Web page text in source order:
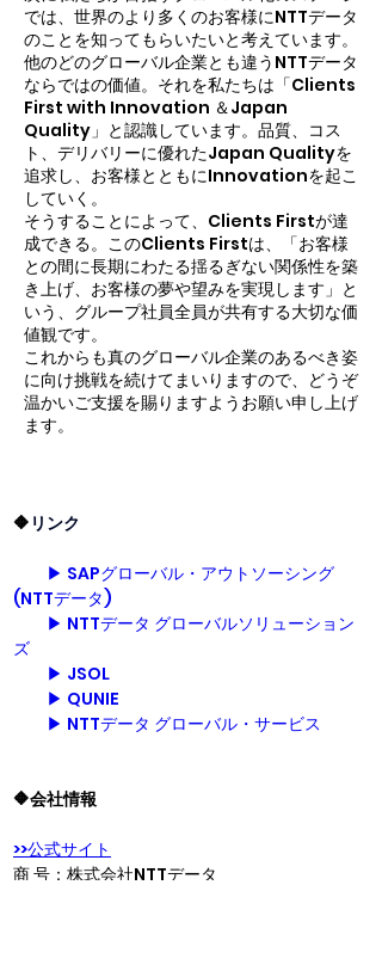
では、世界のより多くのお客様にNTTデータ
のことを知ってもらいたいと考えています。
他のどのグローバル企業とも違うNTTデータ
ならではの価値。それを私たちは「Clients
First with Innovation ＆Japan
Quality」と認識しています。品質、コス
ト、デリバリーに優れたJapan Qualityを
追求し、お客様とともにInnovationを起こ
していく。
そうすることによって、Clients Firstが達
成できる。このClients Firstは、「お客様
との間に長期にわたる揺るぎない関係性を築
き上げ、お客様の夢や望みを実現します」と
いう、グループ社員全員が共有する大切な価
値観です。
これからも真のグローバル企業のあるべき姿
に向け挑戦を続けてまいりますので、どうぞ
温かいご支援を賜りますようお願い申し上げ
ます。
🔶 リンク
▶ SAPグローバル・アウトソーシング
(NTTデータ)
▶ NTTデータ グローバルソリューション
ズ
▶ JSOL
▶ QUNIE
▶ NTTデータ グローバル・サービス
🔶会社情報
>>公式サイト
商 号：株式会社NTTデータ